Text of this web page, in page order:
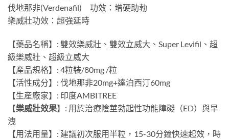
伐地那非(Verdenafil) 功效：增硬助勃
樂威壯功效：超強延時
【藥品名稱】: 雙效樂威壯、雙效立威大、Super Levifil、超
級樂威壯、超級立威大
【產品規格】: 4粒裝/80mg /粒
【活性成分】: 伐地那非20mg+達泊西汀60mg
【生産廠家】: 印度AMBITREE
【樂威壯效果】: 用於治療陰莖勃起性功能障礙（ED）與早
洩
【用法用量】: 建議初次服用半粒，15-30分鐘快速起效，時